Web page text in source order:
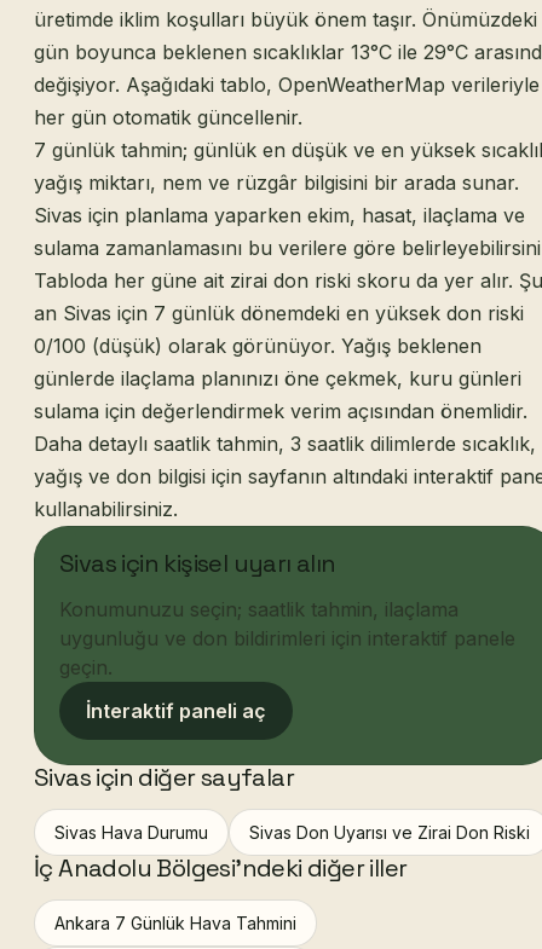
üretimde iklim koşulları büyük önem taşır.
gün boyunca beklenen sıcaklıklar 13°C ile 29°C
değişiyor. Aşağıdaki tablo, OpenWeatherMap verileriyle
her gün otomatik güncellenir.
7 günlük tahmin; günlük en düşük ve en yüksek
yağış miktarı, nem ve rüzgâr bilgisini bir arada sunar.
Sivas için planlama yaparken ekim, hasat, ilaçlama ve
sulama zamanlamasını bu verilere göre
Tabloda her güne ait zirai don riski skoru da yer alır. Şu
an Sivas için 7 günlük dönemdeki en yüksek don riski
0/100 (düşük) olarak görünüyor. Yağış beklenen
günlerde ilaçlama planınızı öne çekmek, kuru günleri
sulama için değerlendirmek verim açısından önemlidir.
Daha detaylı saatlik tahmin, 3 saatlik dilimlerde sıcaklık,
yağış ve don bilgisi için sayfanın altındaki interaktif
kullanabilirsiniz.
Sivas için kişisel uyarı alın
Konumunuzu seçin; saatlik tahmin, ilaçlama
uygunluğu ve don bildirimleri için interaktif panele
geçin.
İnteraktif paneli aç
Sivas için diğer sayfalar
Sivas Hava Durumu Sivas Don Uyarısı ve Zirai Don Riski
İç Anadolu Bölgesi'ndeki diğer iller
Ankara 7 Günlük Hava Tahmini